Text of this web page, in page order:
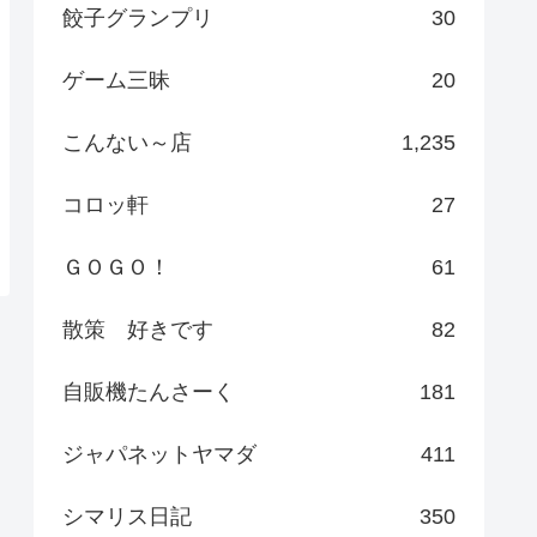
餃子グランプリ 30
ゲーム三昧 20
こんない～店 1,235
コロッ軒 27
ＧＯＧＯ！ 61
散策 好きです 82
自販機たんさーく 181
ジャパネットヤマダ 411
シマリス日記 350